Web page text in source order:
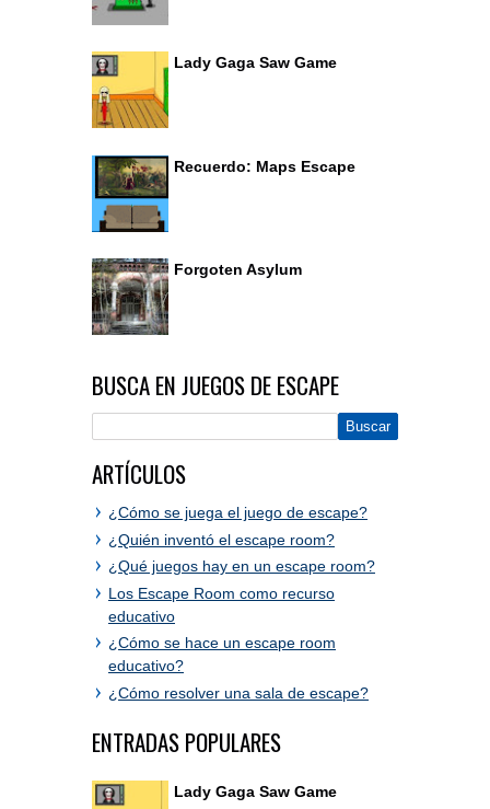
Lady Gaga Saw Game
Recuerdo: Maps Escape
Forgoten Asylum
BUSCA EN JUEGOS DE ESCAPE
ARTÍCULOS
¿Cómo se juega el juego de escape?
¿Quién inventó el escape room?
¿Qué juegos hay en un escape room?
Los Escape Room como recurso
educativo
¿Cómo se hace un escape room
educativo?
¿Cómo resolver una sala de escape?
ENTRADAS POPULARES
Lady Gaga Saw Game